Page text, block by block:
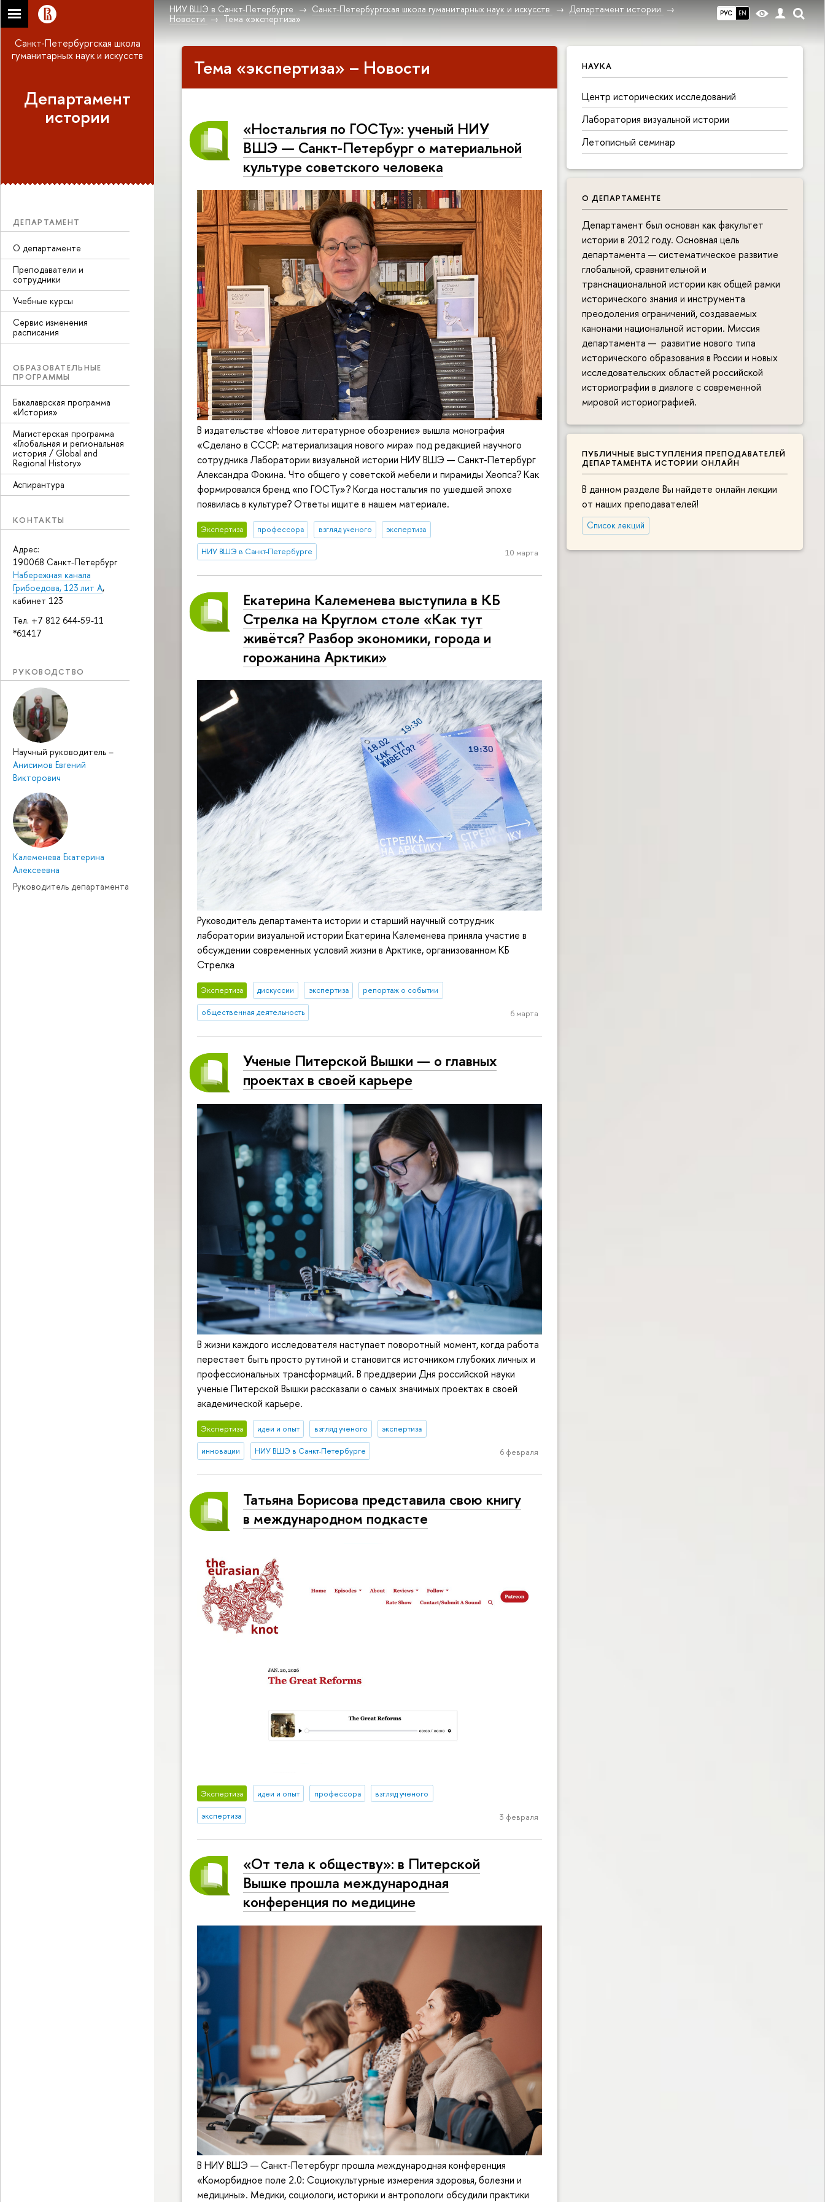
РУС EN
НИУ ВШЭ в Санкт-Петербурге Санкт-Петербургская школа гуманитарных наук и искусств
Департамент истории
Новости
Тема «экспертиза»
Санкт-Петербургская школа
гуманитарных наук и искусств
Департамент
истории
ДЕПАРТАМЕНТ
О департаменте
Преподаватели и
сотрудники
Учебные курсы
Сервис изменения
расписания
ОБРАЗОВАТЕЛЬНЫЕ
ПРОГРАММЫ
Бакалаврская программа
«История»
Магистерская программа
«Глобальная и региональная
история / Global and
Regional History»
Аспирантура
КОНТАКТЫ
Адрес:
190068 Санкт-Петербург
Набережная канала
Грибоедова, 123 лит А,
кабинет 123
Тел. +7 812 644-59-11
*61417
РУКОВОДСТВО
Научный руководитель –
Анисимов Евгений
Викторович
Калеменева Екатерина
Алексеевна
Руководитель департамента
НАУКА
Центр исторических исследований
Лаборатория визуальной истории
Летописный семинар
О ДЕПАРТАМЕНТЕ
Департамент был основан как факультет
истории в 2012 году. Основная цель
департамента — систематическое развитие
глобальной, сравнительной и
транснациональной истории как общей рамки
исторического знания и инструмента
преодоления ограничений, создаваемых
канонами национальной истории. Миссия
департамента — развитие нового типа
исторического образования в России и новых
исследовательских областей российской
историографии в диалоге с современной
мировой историографией.
ПУБЛИЧНЫЕ ВЫСТУПЛЕНИЯ ПРЕПОДАВАТЕЛЕЙ
ДЕПАРТАМЕНТА ИСТОРИИ ОНЛАЙН
В данном разделе Вы найдете онлайн лекции
от наших преподавателей!
Список лекций
Тема «экспертиза» – Новости
«Ностальгия по ГОСТу»: ученый НИУ
ВШЭ — Санкт-Петербург о материальной
культуре советского человека
В издательстве «Новое литературное обозрение» вышла монография
«Сделано в СССР: материализация нового мира» под редакцией научного
сотрудника Лаборатории визуальной истории НИУ ВШЭ — Санкт-Петербург
Александра Фокина. Что общего у советской мебели и пирамиды Хеопса? Как
формировался бренд «по ГОСТу»? Когда ностальгия по ушедшей эпохе
появилась в культуре? Ответы ищите в нашем материале.
Экспертиза профессора взгляд ученого экспертиза
НИУ ВШЭ в Санкт-Петербурге 10 марта
Екатерина Калеменева выступила в КБ
Стрелка на Круглом столе «Как тут
живётся? Разбор экономики, города и
горожанина Арктики»
Руководитель департамента истории и старший научный сотрудник
лаборатории визуальной истории Екатерина Калеменева приняла участие в
обсуждении современных условий жизни в Арктике, организованном КБ
Стрелка
Экспертиза дискуссии экспертиза репортаж о событии
общественная деятельность 6 марта
Ученые Питерской Вышки — о главных
проектах в своей карьере
В жизни каждого исследователя наступает поворотный момент, когда работа
перестает быть просто рутиной и становится источником глубоких личных и
профессиональных трансформаций. В преддверии Дня российской науки
ученые Питерской Вышки рассказали о самых значимых проектах в своей
академической карьере.
Экспертиза идеи и опыт взгляд ученого экспертиза
инновации НИУ ВШЭ в Санкт-Петербурге 6 февраля
Татьяна Борисова представила свою книгу
в международном подкасте
Экспертиза идеи и опыт профессора взгляд ученого
экспертиза 3 февраля
«От тела к обществу»: в Питерской
Вышке прошла международная
конференция по медицине
В НИУ ВШЭ — Санкт-Петербург прошла международная конференция
«Коморбидное поле 2.0: Социокультурные измерения здоровья, болезни и
медицины». Медики, социологи, историки и антропологи обсудили практики